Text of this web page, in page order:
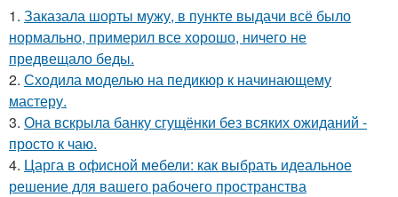
1. Заказала шорты мужу, в пункте выдачи всё было
нормально, примерил все хорошо, ничего не
предвещало беды.
2. Сходила моделью на педикюр к начинающему
мастеру.
3. Она вскрыла банку сгущёнки без всяких ожиданий -
просто к чаю.
4. Царга в офисной мебели: как выбрать идеальное
решение для вашего рабочего пространства